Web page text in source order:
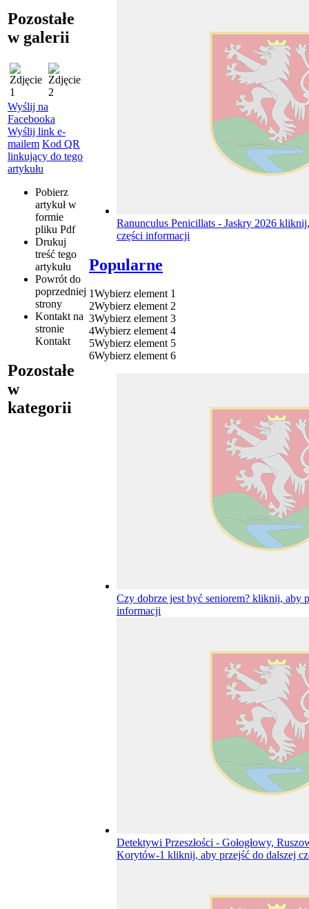
Pozostałe
w galerii
Wyślij na
Facebooka
Wyślij link e-
mailem Kod QR
linkujący do tego
artykułu
Pobierz
artykuł w
formie
pliku Pdf
Drukuj
treść tego
artykułu
Powrót do
poprzedniej
strony
Kontakt na
stronie
Kontakt
Pozostałe
w
kategorii
Ranunculus Penicillats - Jaskry 2026 kliknij,
części informacji
Popularne
1Wybierz element 1
2Wybierz element 2
3Wybierz element 3
4Wybierz element 4
5Wybierz element 5
6Wybierz element 6
Czy dobrze jest być seniorem? kliknij, aby
informacji
Detektywi Przeszłości - Gołogłowy,
Korytów-1 kliknij, aby przejść do dalszej